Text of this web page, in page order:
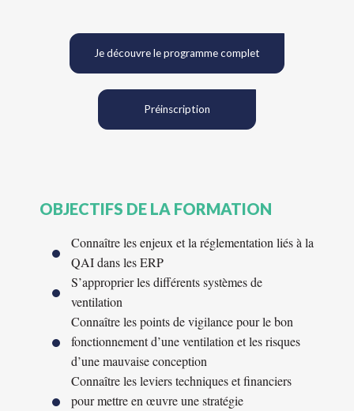
Je découvre le programme complet
Préinscription
OBJECTIFS DE LA FORMATION
Connaître les enjeux et la réglementation liés à la
QAI dans les ERP
S’approprier les différents systèmes de
ventilation
Connaître les points de vigilance pour le bon
fonctionnement d’une ventilation et les risques
d’une mauvaise conception
Connaître les leviers techniques et financiers
pour mettre en œuvre une stratégie